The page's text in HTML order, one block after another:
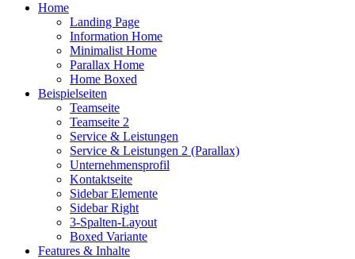
Home
Landing Page
Information Home
Minimalist Home
Parallax Home
Home Boxed
Beispielseiten
Teamseite
Teamseite 2
Service & Leistungen
Service & Leistungen 2 (Parallax)
Unternehmensprofil
Kontaktseite
Sidebar Elemente
Sidebar Right
3-Spalten-Layout
Boxed Variante
Features & Inhalte